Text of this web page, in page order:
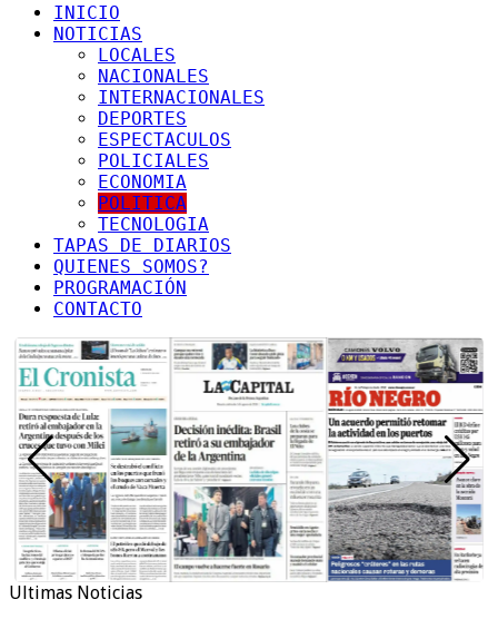
INICIO
NOTICIAS
LOCALES
NACIONALES
INTERNACIONALES
DEPORTES
ESPECTACULOS
POLICIALES
ECONOMIA
POLITICA
TECNOLOGIA
TAPAS DE DIARIOS
QUIENES SOMOS?
PROGRAMACIÓN
CONTACTO
Ultimas Noticias